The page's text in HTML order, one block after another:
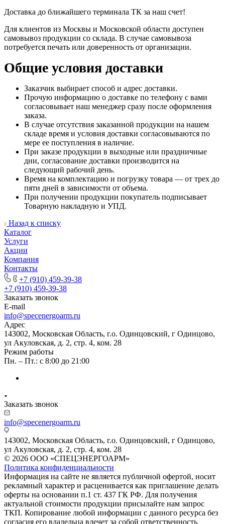
Доставка до ближайшего терминала ТК за наш счет!
Для клиентов из Москвы и Московской области доступен
самовывоз продукции со склада. В случае самовывоза
потребуется печать или доверенность от организации.
Общие условия доставки
Заказчик выбирает способ и адрес доставки.
Прочую информацию о доставке по телефону с вами
согласовывает наш менеджер сразу после оформления
заказа.
В случае отсутствия заказанной продукции на нашем
складе время и условия доставки согласовываются по
мере ее поступления в наличие.
При заказе продукции в выходные или праздничные
дни, согласование доставки производится на
следующий рабочий день.
Время на комплектацию и погрузку товара — от трех до
пяти дней в зависимости от объема.
При получении продукции покупатель подписывает
Товарную накладную и УПД.
Назад к списку
Каталог
Услуги
Акции
Компания
Контакты
+7 (910) 459-39-38
+7 (910) 459-39-38
Заказать звонок
E-mail
info@specenergoarm.ru
Адрес
143002, Московская Область, г.о. Одинцовский, г Одинцово,
ул Акуловская, д. 2, стр. 4, ком. 28
Режим работы
Пн. – Пт.: с 8:00 до 21:00
Заказать звонок
info@specenergoarm.ru
143002, Московская Область, г.о. Одинцовский, г Одинцово,
ул Акуловская, д. 2, стр. 4, ком. 28
© 2026 ООО «СПЕЦЭНЕРГОАРМ»
Политика конфиденциальности
Информация на сайте не является публичной офертой, носит
рекламный характер и расценивается как приглашение делать
оферты на основании п.1 ст. 437 ГК РФ. Для получения
актуальной стоимости продукции присылайте нам запрос
ТКП. Копирование любой информации с данного ресурса без
согласия его владельца влечет за собой ответственность